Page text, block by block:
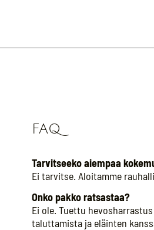
FAQ
Tarvitseeko aiempaa
Ei tarvitse. Aloitamme
Onko pakko ratsastaa?
Ei ole. Tuettu
taluttamista ja eläinten